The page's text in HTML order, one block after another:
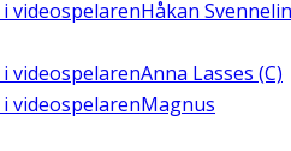
i videospelarenHåkan
i videospelarenAnna Lasses (C)
i videospelarenMagnus